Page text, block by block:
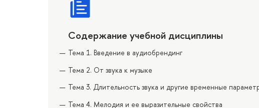
Содержание учебной дисциплины
Тема 1. Введение в аудиобрендинг
Тема 2. От звука к музыке
Тема 3. Длительность звука и другие временные
Тема 4. Мелодия и ее выразительные свойства